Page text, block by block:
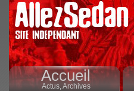
Accueil
Actus,Archives